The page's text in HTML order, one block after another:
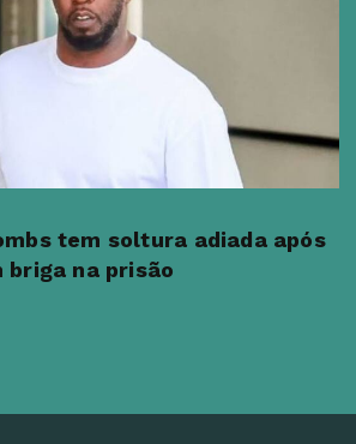
tem soltura adiada após
briga na prisão